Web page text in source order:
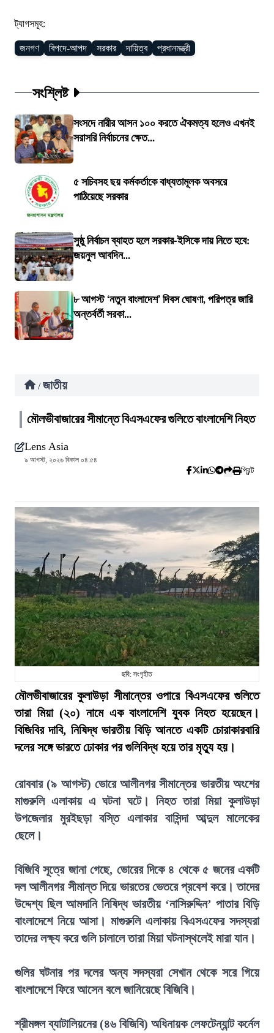
ট্যাগসমূহ:
জনগণ বিপদে-আপদ সরকার দায়িত্ব প্রধানমন্ত্রী
সংশ্লিষ্ট
সংসদে নারীর আসন ১০০ করতে ঐকমত্য হলেও এখনই
সরাসরি নির্বাচনের ক্ষেত...
৫ সচিবসহ ছয় কর্মকর্তাকে বাধ্যতামূলক অবসরে
পাঠিয়েছে সরকার
সুষ্ঠু নির্বাচন ব্যাহত হলে সরকার-ইসিকে দায় নিতে হবে:
জয়নুল আবদিন...
৮ আগস্ট ‘নতুন বাংলাদেশ’ দিবস ঘোষণা, পরিপত্র জারি
অন্তর্বর্তী সরকা...
/ জাতীয়
মৌলভীবাজারের সীমান্তে বিএসএফের গুলিতে বাংলাদেশি নিহত
Lens Asia
৯ আগস্ট, ২০২৬ বিকাল ০৪:৫৪
প্রিন্ট
ছবি: সংগৃহীত
মৌলভীবাজারের কুলাউড়া সীমান্তের ওপারে বিএসএফের গুলিতে
তারা মিয়া (২০) নামে এক বাংলাদেশি যুবক নিহত হয়েছেন।
বিজিবির দাবি, নিষিদ্ধ ভারতীয় বিড়ি আনতে একটি চোরাকারবারি
দলের সঙ্গে ভারতে ঢোকার পর গুলিবিদ্ধ হয়ে তার মৃত্যু হয়।
রোববার (৯ আগস্ট) ভোরে আলীনগর সীমান্তের ভারতীয় অংশের
মাগুরুলি এলাকায় এ ঘটনা ঘটে। নিহত তারা মিয়া কুলাউড়া
উপজেলার মুরইছড়া বস্তি এলাকার বাসিন্দা আব্দুল মালেকের
ছেলে।
বিজিবি সূত্রে জানা গেছে, ভোরের দিকে ৪ থেকে ৫ জনের একটি
দল আলীনগর সীমান্ত দিয়ে ভারতের ভেতরে প্রবেশ করে। তাদের
উদ্দেশ্য ছিল আমদানি নিষিদ্ধ ভারতীয় ‘নাসিরুদ্দিন’ পাতার বিড়ি
বাংলাদেশে নিয়ে আসা। মাগুরুলি এলাকায় বিএসএফের সদস্যরা
তাদের লক্ষ্য করে গুলি চালালে তারা মিয়া ঘটনাস্থলেই মারা যান।
গুলির ঘটনার পর দলের অন্য সদস্যরা সেখান থেকে সরে গিয়ে
বাংলাদেশে ফিরে আসেন বলে জানিয়েছে বিজিবি।
শ্রীমঙ্গল ব্যাটালিয়নের (৪৬ বিজিবি) অধিনায়ক লেফটেন্যান্ট কর্নেল